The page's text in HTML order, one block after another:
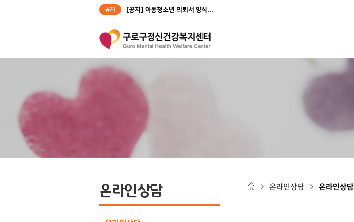
공지 [공지] 아동청소년 의뢰서 양식...
온라인상담 온라인상담 온라인상담